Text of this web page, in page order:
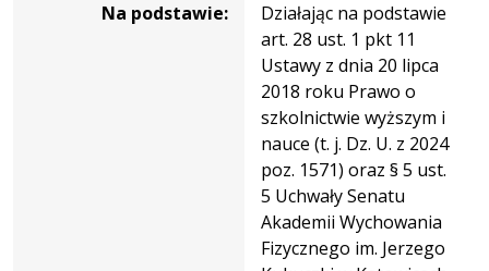
Na podstawie:
Działając na podstawie
art. 28 ust. 1 pkt 11
Ustawy z dnia 20 lipca
2018 roku Prawo o
szkolnictwie wyższym i
nauce (t. j. Dz. U. z 2024
poz. 1571) oraz § 5 ust.
5 Uchwały Senatu
Akademii Wychowania
Fizycznego im. Jerzego